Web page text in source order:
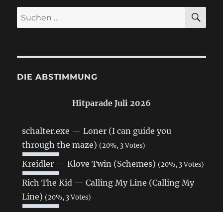
Suchen
nach:
DIE ABSTIMMUNG
Hitparade Juli 2026
schalter.exe — Loner (I can guide you
through the maze) (20%, 3 Votes)
Kreidler — Klove Twin (Schemes) (20%, 3 Votes)
Rich The Kid — Calling My Line (Calling My
Line) (20%, 3 Votes)